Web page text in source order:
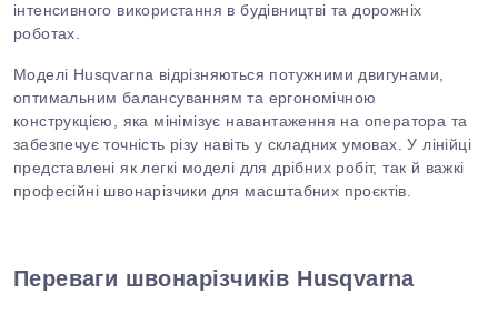
інтенсивного використання в будівництві та дорожніх
роботах.
Моделі Husqvarna відрізняються потужними двигунами,
оптимальним балансуванням та ергономічною
конструкцією, яка мінімізує навантаження на оператора та
забезпечує точність різу навіть у складних умовах. У лінійці
представлені як легкі моделі для дрібних робіт, так й важкі
професійні швонарізчики для масштабних проєктів.
Переваги швонарізчиків Husqvarna